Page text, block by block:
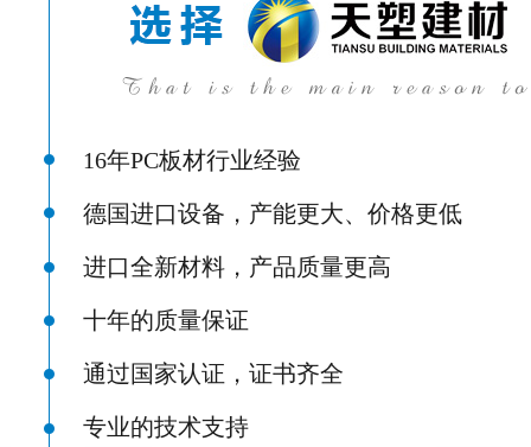
16年PC板材行业经验
德国进口设备，产能更大、价格更低
进口全新材料，产品质量更高
十年的质量保证
通过国家认证，证书齐全
专业的技术支持